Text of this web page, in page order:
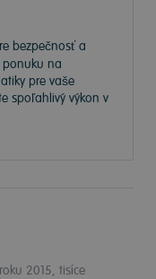
bezpečnosť a
ponuku na
pre vaše
spoľahlivý výkon v
2015, tisíce